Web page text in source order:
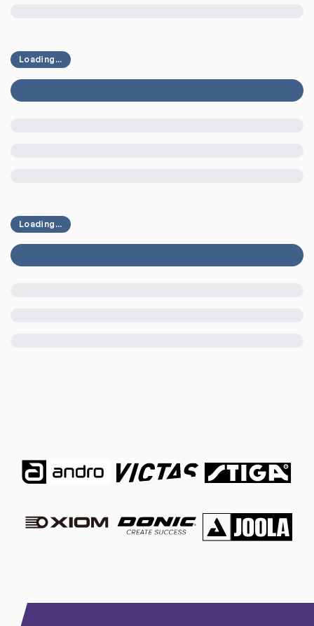
Loading...
Loading...